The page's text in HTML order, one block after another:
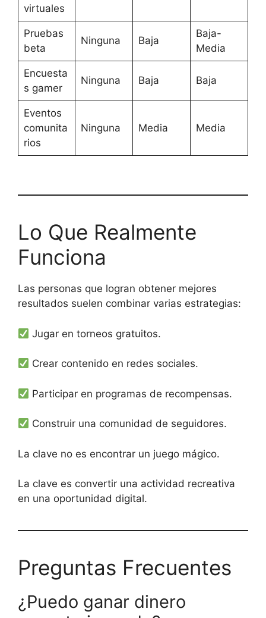
virtuales
Pruebas
beta
Ninguna Baja
Baja-
Media
Encuesta
s gamer
Ninguna Baja Baja
Eventos
comunita
rios
Ninguna Media Media
Lo Que Realmente
Funciona
Las personas que logran obtener mejores
resultados suelen combinar varias estrategias:
Jugar en torneos gratuitos.
Crear contenido en redes sociales.
Participar en programas de recompensas.
Construir una comunidad de seguidores.
La clave no es encontrar un juego mágico.
La clave es convertir una actividad recreativa
en una oportunidad digital.
Preguntas Frecuentes
¿Puedo ganar dinero